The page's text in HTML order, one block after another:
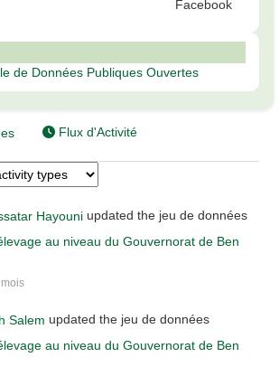
Facebook
de Données Publiques Ouvertes
Flux d'Activité
Hayouni updated the jeu de données
au niveau du Gouvernorat de Ben
Salem updated the jeu de données
au niveau du Gouvernorat de Ben